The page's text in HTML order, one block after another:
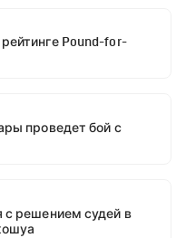
Pound-for-
проведет бой с
с решением судей в